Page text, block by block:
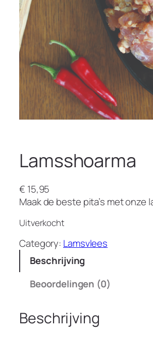
Lamsshoarma
€ 15,95
Maak de beste pita’s met onze
Uitverkocht
Category: Lamsvlees
Beschrijving
Beoordelingen (0)
Beschrijving